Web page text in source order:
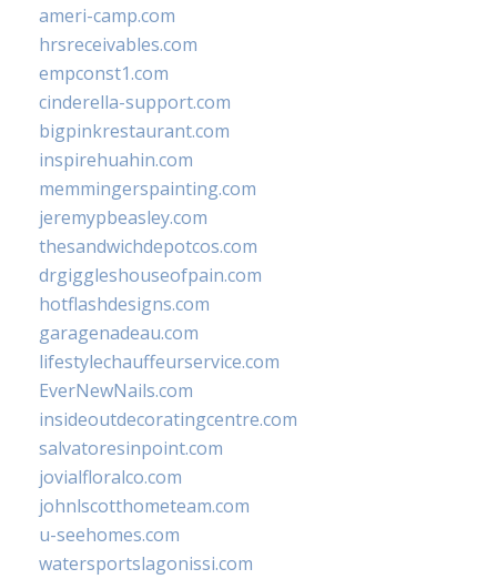
ameri-camp.com
hrsreceivables.com
empconst1.com
cinderella-support.com
bigpinkrestaurant.com
inspirehuahin.com
memmingerspainting.com
jeremypbeasley.com
thesandwichdepotcos.com
drgiggleshouseofpain.com
hotflashdesigns.com
garagenadeau.com
lifestylechauffeurservice.com
EverNewNails.com
insideoutdecoratingcentre.com
salvatoresinpoint.com
jovialfloralco.com
johnlscotthometeam.com
u-seehomes.com
watersportslagonissi.com